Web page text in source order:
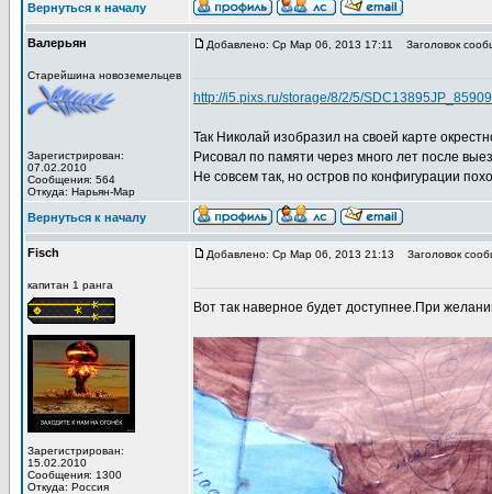
Вернуться к началу
Валерьян
Старейшина новоземельцев
Зарегистрирован:
07.02.2010
Сообщения: 564
Откуда: Нарьян-Мар
Добавлено: Ср Мар 06, 2013 17:11 Заголовок
http://i5.pixs.ru/storage/8/2/5/
Так Николай изобразил на своей карте
Рисовал по памяти через много лет после
Не совсем так, но остров по конфигурации
Вернуться к началу
Fisch
капитан 1 ранга
Зарегистрирован:
15.02.2010
Сообщения: 1300
Откуда: Россия
Добавлено: Ср Мар 06, 2013 21:13 Заголовок
Вот так наверное будет доступнее.При